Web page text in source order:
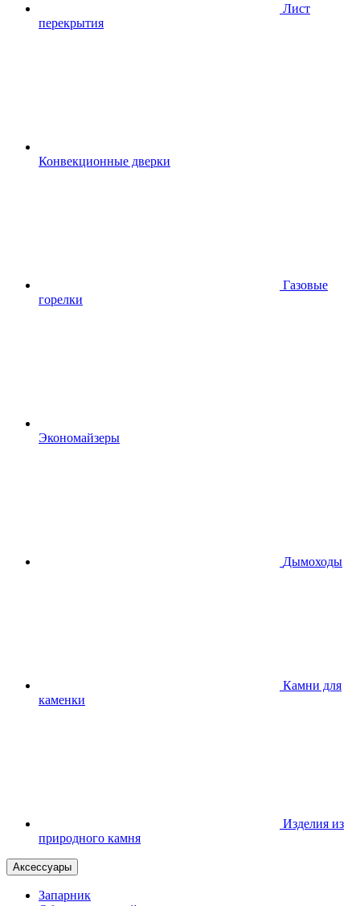
Лист
перекрытия
Конвекционные дверки
Газовые
горелки
Экономайзеры
Дымоходы
Камни для
каменки
Изделия из
природного камня
Аксессуары
Запарник